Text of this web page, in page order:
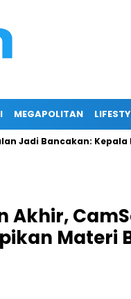
MEGAPOLITAN
Bancakan: Kepala Dinas
Akhir,
Materi